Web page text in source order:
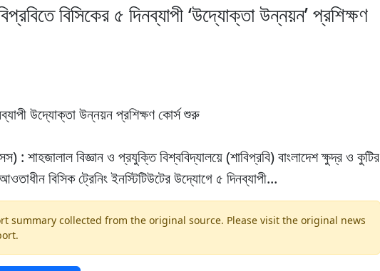
বিসিকের ৫ দিনব্যাপী ‘উদ্যোক্তা উন্নয়ন’ প্রশিক্ষণ
উদ্যোক্তা উন্নয়ন প্রশিক্ষণ কোর্স শুরু
শাহজালাল বিজ্ঞান ও প্রযুক্তি বিশ্ববিদ্যালয়ে (শাবিপ্রবি) বাংলাদেশ ক্ষুদ্র ও কুটির
আওতাধীন বিসিক ট্রেনিং ইনস্টিটিউটের উদ্যোগে ৫ দিনব্যাপী...
summary collected from the original source. Please visit the original news